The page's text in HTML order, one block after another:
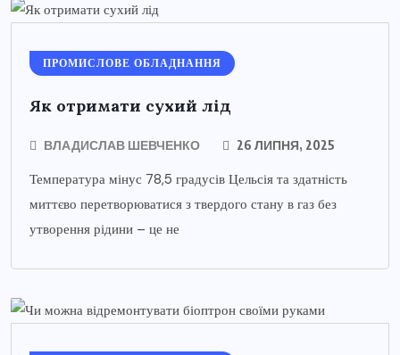
ПРОМИСЛОВЕ ОБЛАДНАННЯ
Як отримати сухий лід
ВЛАДИСЛАВ ШЕВЧЕНКО 26 ЛИПНЯ, 2025
Температура мінус 78,5 градусів Цельсія та здатність
миттєво перетворюватися з твердого стану в газ без
утворення рідини – це не